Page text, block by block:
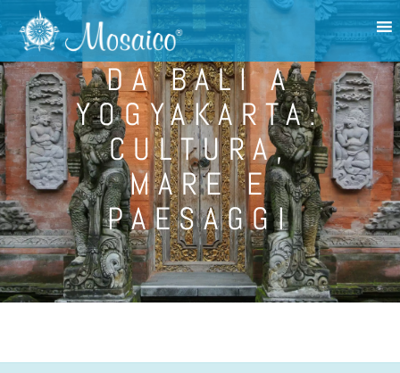
DA BALI A
YOGYAKARTA:
CULTURA,
MARE E
PAESAGGI